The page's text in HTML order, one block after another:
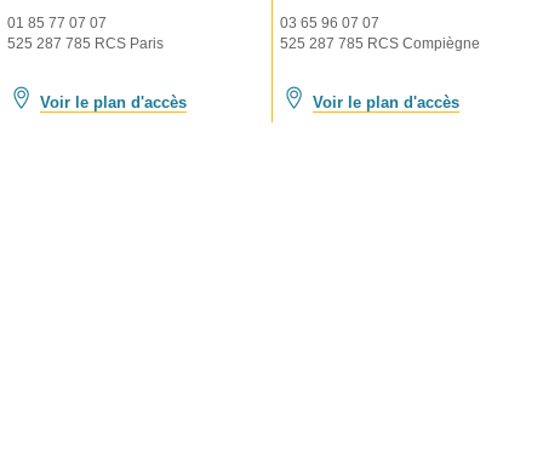
01 85 77 07 07
525 287 785 RCS Paris
Voir le plan d'accès
03 65 96 07 07
525 287 785 RCS Compiègne
Voir le plan d'accès